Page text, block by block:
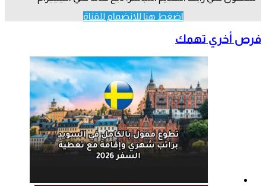
اضغط هنا للانضمام للقناة
فرص أخري تهمك